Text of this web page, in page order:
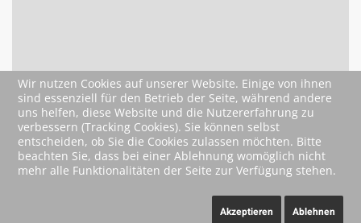
Wir nutzen Cookies auf unserer Website. Einige von ihnen
sind essenziell für den Betrieb der Seite, während andere
uns helfen, diese Website und die Nutzererfahrung zu
verbessern (Tracking Cookies). Sie können selbst
entscheiden, ob Sie die Cookies zulassen möchten. Bitte
beachten Sie, dass bei einer Ablehnung womöglich nicht
mehr alle Funktionalitäten der Seite zur Verfügung stehen.
Akzeptieren Ablehnen